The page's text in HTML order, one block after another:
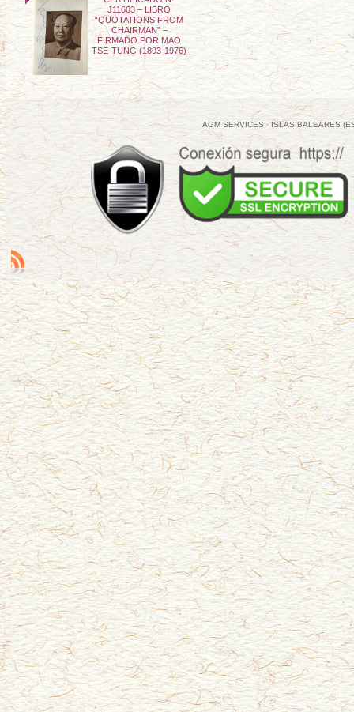
J11603 – LIBRO
“QUOTATIONS FROM
CHAIRMAN” –
FIRMADO POR MAO
TSE-TUNG (1893-1976)
AGM SERVICES · ISLAS BALEARES